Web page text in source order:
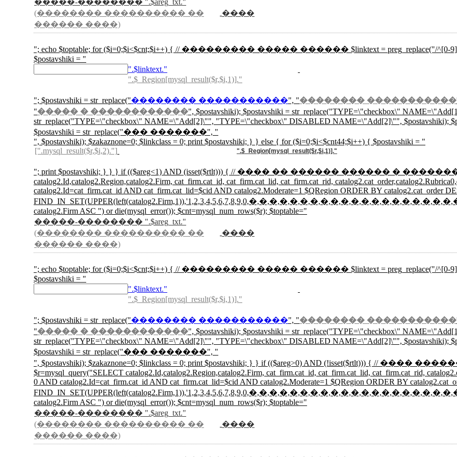
�����-�������� ".$areg_txt."
(�������� ���������� ��
������ ����)
����
"; echo $toptable; for ($i=0;$i<$cnt;$i++) { // ��������� ����� ������ $linktext = preg_replace("/^[0-9]{3}/
$postavshiki = "
".$linktext."
".$_Region[mysql_result($r,$i,1)]."
"; $postavshiki = str_replace("�������� �����������", "�������� �����������
"����� � ������������", $postavshiki); $postavshiki = str_replace("TYPE=\"checkbox\"
str_replace("TYPE=\"checkbox\" NAME=\"Add[2]\"", "TYPE=\"checkbox\" DISABLED NAME=\"Add[2]\"", $postavshiki);
$postavshiki = str_replace("��� �������", "
", $postavshiki); $zakaznone=0; $linkclass = 0; print $postavshiki; } } else { for ($i=0;$i<$cnt44;$i++) { $postavshiki = "
[".mysql_result($r,$i,2)."]
".$_Region[mysql_result($r,$i,1)]."
"; print $postavshiki; } } } if (($areg<1) AND (isset($rtlt))) { // ���� �� ������ ������ �
catalog2.Id,catalog2.Region,catalog2.Firm, cat_firm.cat_id, cat_firm.cat_lid, cat_firm.cat_rid,
catalog2.Id=cat_firm.cat_id AND cat_firm.cat_lid=$cid AND catalog2.Moderate=1 $QRegion ORDER BY catalog2.cat_order
catalog2.Firm ASC ") or die(mysql_error()); $cnt=mysql_num_rows($r); $toptable="
�����-�������� ".$areg_txt."
(�������� ���������� ��
������ ����)
����
"; echo $toptable; for ($i=0;$i<$cnt;$i++) { // ��������� ����� ������ $linktext = preg_replace("/^[0-9]{3}/
$postavshiki = "
".$linktext."
".$_Region[mysql_result($r,$i,1)]."
"; $postavshiki = str_replace("�������� �����������", "�������� �����������
"����� � ������������", $postavshiki); $postavshiki = str_replace("TYPE=\"checkbox\"
str_replace("TYPE=\"checkbox\" NAME=\"Add[2]\"", "TYPE=\"checkbox\" DISABLED NAME=\"Add[2]\"", $postavshiki);
$postavshiki = str_replace("��� �������", "
", $postavshiki); $zakaznone=0; $linkclass = 0; print $postavshiki; } } if (($areg>0) AND
$r=mysql_query("SELECT catalog2.Id,catalog2.Region,catalog2.Firm, cat_firm.cat_id, cat_firm.cat_lid, cat_firm.cat_rid,
0 AND catalog2.Id=cat_firm.cat_id AND cat_firm.cat_lid=$cid AND catalog2.Moderate=1 $QRegion ORDER BY
catalog2.Firm ASC ") or die(mysql_error()); $cnt=mysql_num_rows($r); $toptable="
�����-�������� ".$areg_txt."
(�������� ���������� ��
������ ����)
����